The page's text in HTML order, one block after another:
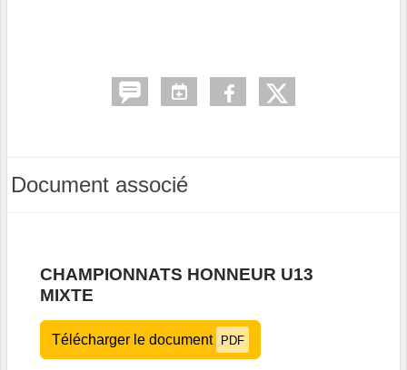
Document associé
CHAMPIONNATS HONNEUR U13
MIXTE
Télécharger le document PDF